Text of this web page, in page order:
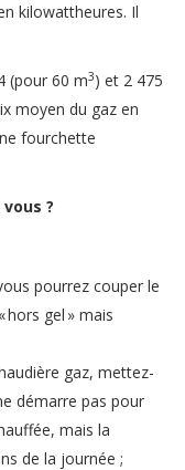
kilowattheures. Il
(pour 60 m3) et 2 475
moyen du gaz en
fourchette
?
pourrez couper le
gel » mais
gaz, mettez-
démarre pas pour
mais la
de la journée ;